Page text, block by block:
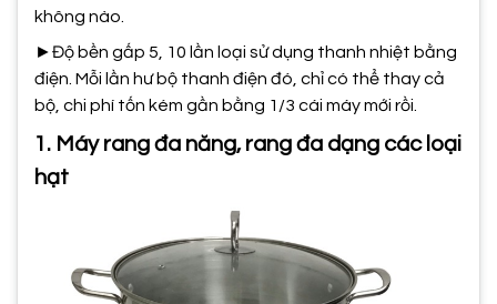
không nào.
►Độ bền gấp 5, 10 lần loại sử dụng thanh nhiệt bằng
điện. Mỗi lần hư bộ thanh điện đó, chỉ có thể thay cả
bộ, chi phí tốn kém gần bằng 1/3 cái máy mới rồi.
​1. Máy rang đa năng, rang đa dạng các loại
hạt